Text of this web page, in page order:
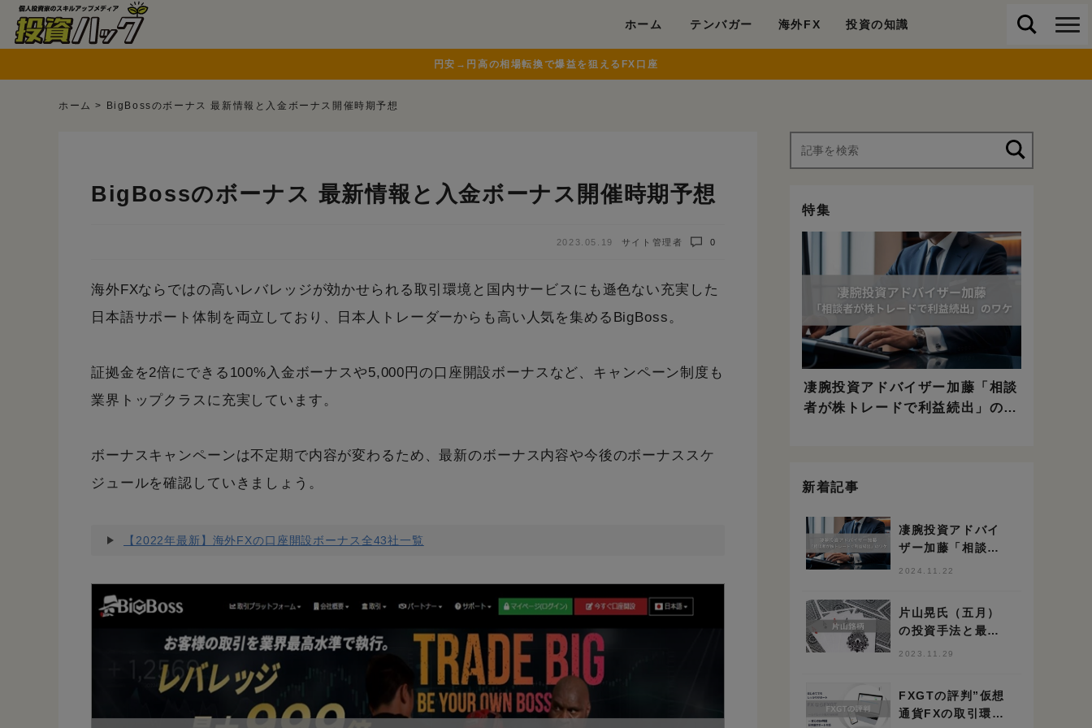
ホーム テンバガー 海外FX 投資の知識
円安→円高の相場転換で爆益を狙えるFX口座
ホーム > BigBossのボーナス 最新情報と入金ボーナス開催時期予想
BigBossのボーナス 最新情報と入金ボーナス開催時期予想
2023.05.19 サイト管理者 0
海外FXならではの高いレバレッジが効かせられる取引環境と国内サービスにも遜色ない充実した
日本語サポート体制を両立しており、日本人トレーダーからも高い人気を集めるBigBoss。
証拠金を2倍にできる100%入金ボーナスや5,000円の口座開設ボーナスなど、キャンペーン制度も
業界トップクラスに充実しています。
ボーナスキャンペーンは不定期で内容が変わるため、最新のボーナス内容や今後のボーナススケ
ジュールを確認していきましょう。
【2022年最新】海外FXの口座開設ボーナス全43社一覧
特集
凄腕投資アドバイザー加藤「相談
者が株トレードで利益続出」のワ
新着記事
凄腕投資アドバイ
ザー加藤「相談者
が株トレードで利
2024.11.22
片山晃氏（五月）
の投資手法と最新
保有銘柄 ※150億
2023.11.29
FXGTの評判”仮想
通貨FXの取引環境